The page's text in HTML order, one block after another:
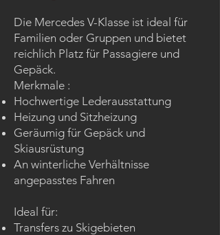
Die Mercedes V-Klasse ist ideal für
Familien oder Gruppen und bietet
reichlich Platz für Passagiere und
Gepäck.
Merkmale :
Hochwertige Lederausstattung
Heizung und Sitzheizung
Geräumig für Gepäck und
Skiausrüstung
An winterliche Verhältnisse
angepasstes Fahren
Ideal für:
Transfers zu Skigebieten